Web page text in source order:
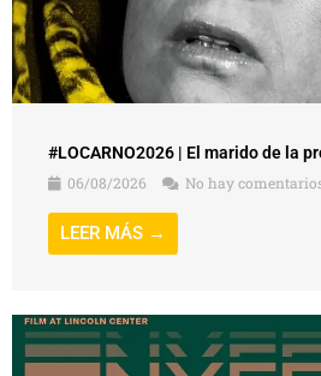
#LOCARNO2026 | El marido de la
06/08/2026
No hay
LEER MÁS →